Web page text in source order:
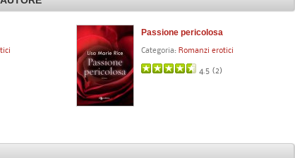
Passione pericolosa
Categoria:Romanzi erotici
4.5 (2)